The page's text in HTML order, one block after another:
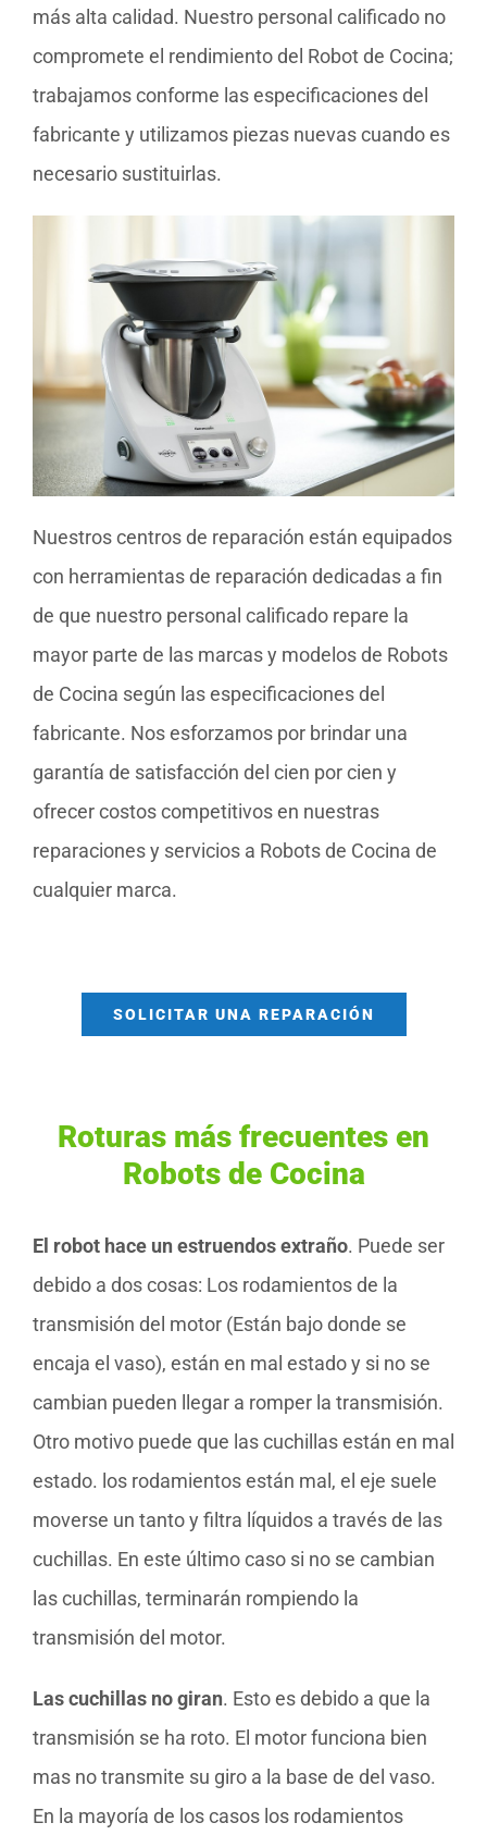
más alta calidad. Nuestro personal calificado no
compromete el rendimiento del Robot de Cocina;
trabajamos conforme las especificaciones del
fabricante y utilizamos piezas nuevas cuando es
necesario sustituirlas.
Nuestros centros de reparación están equipados
con herramientas de reparación dedicadas a fin
de que nuestro personal calificado repare la
mayor parte de las marcas y modelos de Robots
de Cocina según las especificaciones del
fabricante. Nos esforzamos por brindar una
garantía de satisfacción del cien por cien y
ofrecer costos competitivos en nuestras
reparaciones y servicios a Robots de Cocina de
cualquier marca.
SOLICITAR UNA REPARACIÓN
Roturas más frecuentes en
Robots de Cocina
El robot hace un estruendos extraño. Puede ser
debido a dos cosas: Los rodamientos de la
transmisión del motor (Están bajo donde se
encaja el vaso), están en mal estado y si no se
cambian pueden llegar a romper la transmisión.
Otro motivo puede que las cuchillas están en mal
estado. los rodamientos están mal, el eje suele
moverse un tanto y filtra líquidos a través de las
cuchillas. En este último caso si no se cambian
las cuchillas, terminarán rompiendo la
transmisión del motor.
Las cuchillas no giran. Esto es debido a que la
transmisión se ha roto. El motor funciona bien
mas no transmite su giro a la base de del vaso.
En la mayoría de los casos los rodamientos